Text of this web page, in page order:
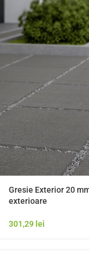
Gresie Exterior 20
exterioare
301,29 lei